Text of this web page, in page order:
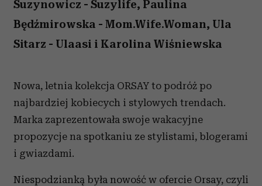
Suzynowicz - Suzylife, Paulina
Będźmirowska - Mom.Wife.Woman, Ula
Sitarz - Ulaasi i Karolina Wiśniewska
Nowa, letnia kolekcja ORSAY to podróż po
najbardziej kobiecych i stylowych trendach.
Marka zaprezentowała swoje wakacyjne
propozycje na spotkaniu ze stylistami, blogerami
i gwiazdami.
Niespodzianką była nowość w ofercie Orsay, czyli